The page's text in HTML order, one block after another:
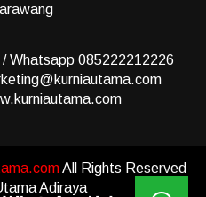
/ Whatsapp 085222212226
All Rights Reserved
Adiraya